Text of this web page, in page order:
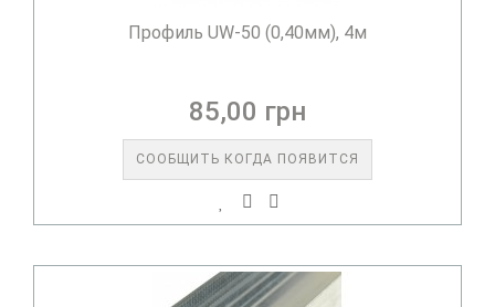
Профиль UW-50 (0,40мм), 4м
85,00 грн
СООБЩИТЬ КОГДА ПОЯВИТСЯ